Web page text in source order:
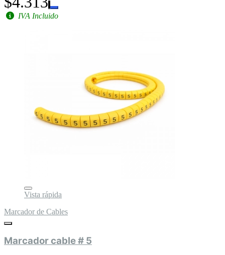
IVA Incluido
Vista rápida
Marcador de Cables
Marcador cable # 5